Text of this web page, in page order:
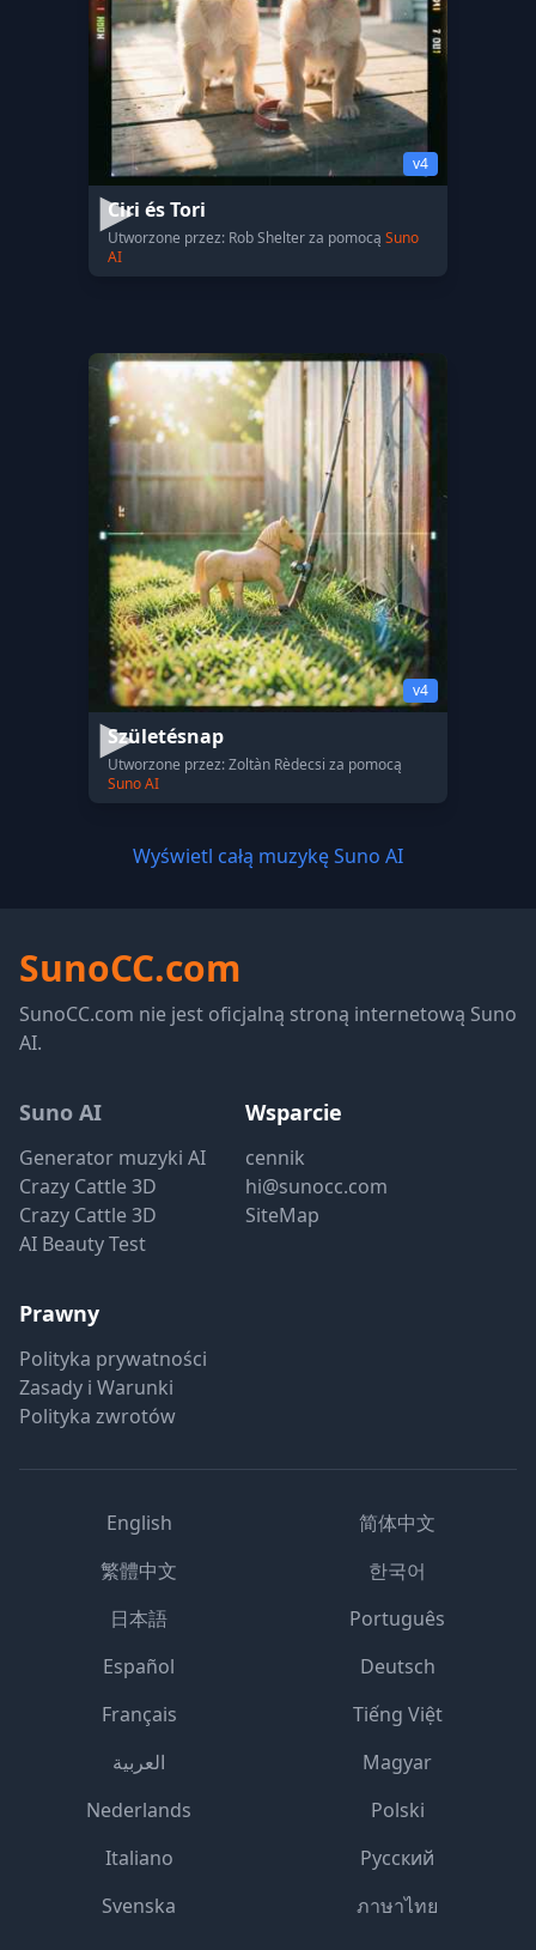
v4
Ciri és Tori
Utworzone przez: Rob Shelter za pomocą Suno
AI
v4
Születésnap
Utworzone przez: Zoltàn Rèdecsi za pomocą
Suno AI
Wyświetl całą muzykę Suno AI
SunoCC.com
SunoCC.com nie jest oficjalną stroną internetową Suno
AI.
Suno AI
Generator muzyki AI
Crazy Cattle 3D
Crazy Cattle 3D
AI Beauty Test
Wsparcie
cennik
hi@sunocc.com
SiteMap
Prawny
Polityka prywatności
Zasady i Warunki
Polityka zwrotów
English
简体中文
繁體中文
한국어
日本語
Português
Español
Deutsch
Français
Tiếng Việt
العربية
Magyar
Nederlands
Polski
Italiano
Русский
Svenska
ภาษาไทย